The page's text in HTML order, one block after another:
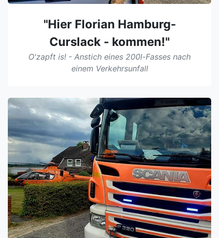
"Hier Florian Hamburg-
Curslack - kommen!"
O'zapft is! - Anstich eines 200l-Fasses nach
einem Verkehrsunfall